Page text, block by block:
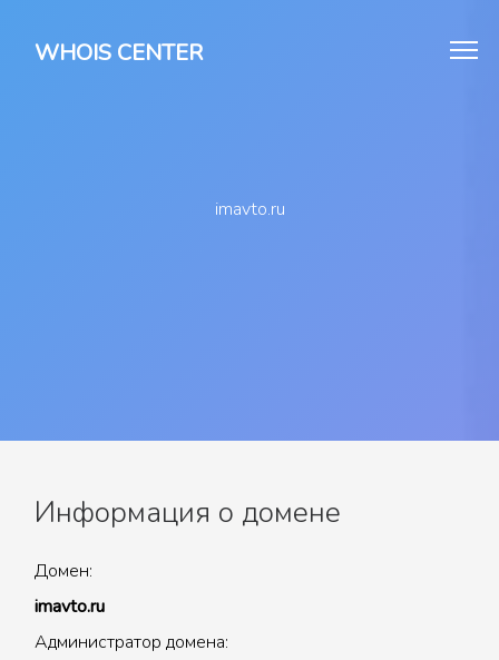
WHOIS CENTER
imavto.ru
Информация о домене
Домен:
imavto.ru
Администратор домена: